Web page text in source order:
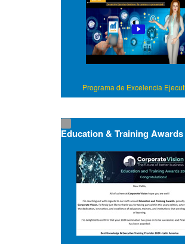
Programa de Excelencia
Education & Training Awards